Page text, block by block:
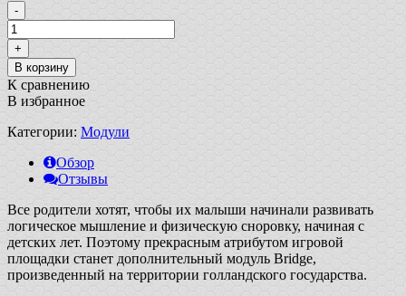
-
+
В корзину
К сравнению
В избранное
Категории: Модули
Обзор
Отзывы
Все родители хотят, чтобы их малыши начинали развивать
логическое мышление и физическую сноровку, начиная с
детских лет. Поэтому прекрасным атрибутом игровой
площадки станет дополнительный модуль Bridge,
произведенный на территории голландского государства.